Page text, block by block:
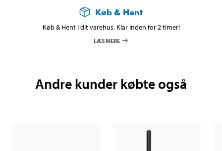
Køb & Hent
Køb & Hent i dit varehus. Klar inden for 2 timer!
LÆS MERE
Andre kunder købte også